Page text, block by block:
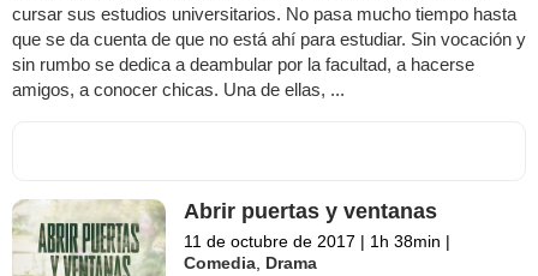
cursar sus estudios universitarios. No pasa mucho tiempo hasta
que se da cuenta de que no está ahí para estudiar. Sin vocación y
sin rumbo se dedica a deambular por la facultad, a hacerse
amigos, a conocer chicas. Una de ellas, ...
Abrir puertas y ventanas
11 de octubre de 2017 | 1h 38min |
Comedia Drama